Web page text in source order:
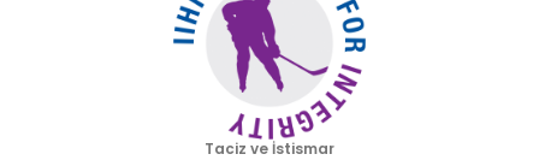
Taciz ve İstismar